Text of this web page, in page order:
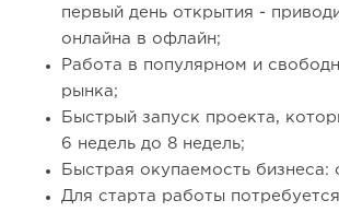
первый день открытия -
онлайна в офлайн;
Работа в популярном и
рынка;
Быстрый запуск проекта,
6 недель до 8 недель;
Быстрая окупаемость бизнеса:
Для старта работы